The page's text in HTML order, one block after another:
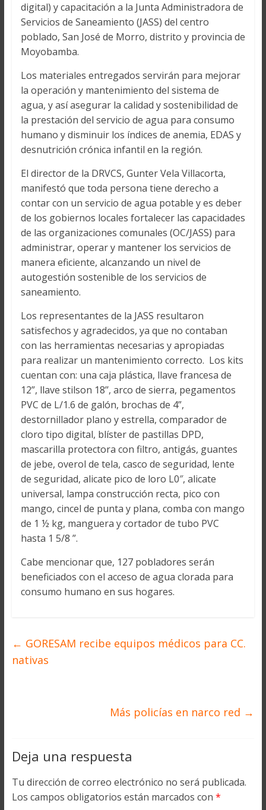
digital) y capacitación a la Junta Administradora de
Servicios de Saneamiento (JASS) del centro
poblado, San José de Morro, distrito y provincia de
Moyobamba.
Los materiales entregados servirán para mejorar
la operación y mantenimiento del sistema de
agua, y así asegurar la calidad y sostenibilidad de
la prestación del servicio de agua para consumo
humano y disminuir los índices de anemia, EDAS y
desnutrición crónica infantil en la región.
El director de la DRVCS, Gunter Vela Villacorta,
manifestó que toda persona tiene derecho a
contar con un servicio de agua potable y es deber
de los gobiernos locales fortalecer las capacidades
de las organizaciones comunales (OC/JASS) para
administrar, operar y mantener los servicios de
manera eficiente, alcanzando un nivel de
autogestión sostenible de los servicios de
saneamiento.
Los representantes de la JASS resultaron
satisfechos y agradecidos, ya que no contaban
con las herramientas necesarias y apropiadas
para realizar un mantenimiento correcto. Los kits
cuentan con: una caja plástica, llave francesa de
12”, llave stilson 18’’, arco de sierra, pegamentos
PVC de L/1.6 de galón, brochas de 4”,
destornillador plano y estrella, comparador de
cloro tipo digital, blíster de pastillas DPD,
mascarilla protectora con filtro, antigás, guantes
de jebe, overol de tela, casco de seguridad, lente
de seguridad, alicate pico de loro L0″, alicate
universal, lampa construcción recta, pico con
mango, cincel de punta y plana, comba con mango
de 1 ½ kg, manguera y cortador de tubo PVC
hasta 1 5/8 ”.
Cabe mencionar que, 127 pobladores serán
beneficiados con el acceso de agua clorada para
consumo humano en sus hogares.
← GORESAM recibe equipos médicos para CC.
nativas
Más policías en narco red →
Deja una respuesta
Tu dirección de correo electrónico no será publicada.
Los campos obligatorios están marcados con *